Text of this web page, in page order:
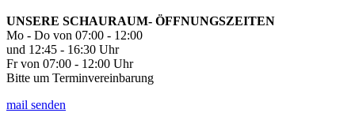
UNSERE SCHAURAUM- ÖFFNUNGSZEITEN
Mo - Do von 07:00 - 12:00
und 12:45 - 16:30 Uhr
Fr von 07:00 - 12:00 Uhr
Bitte um Terminvereinbarung
mail senden